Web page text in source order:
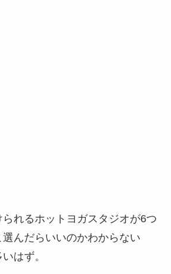
られるホットヨガスタジオが6つ
んだらいいのかわからない
はず。